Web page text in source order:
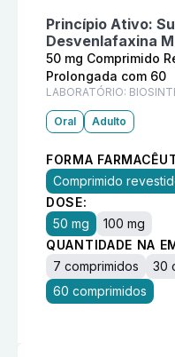
Princípio Ativo:
Desvenlafaxina
50 mg Comprimido
Prolongada com 60
LABORATÓRIO:
Oral Adulto
FORMA
Comprimido
DOSE:
50 mg
100 mg
QUANTIDADE NA
7 comprimidos
30
60 comprimidos